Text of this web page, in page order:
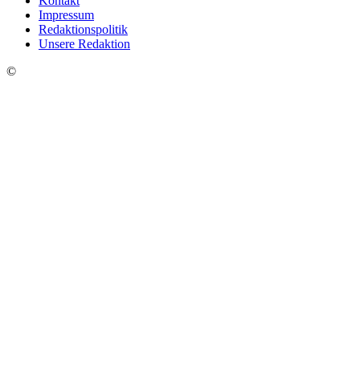
Impressum
Redaktionspolitik
Unsere Redaktion
©